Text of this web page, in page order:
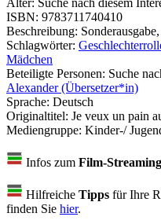
ISBN: 9783711740410
Beschreibung:
Schlagwörter:
Mädchen
Beteiligte Personen: Suche
Alexander (Übersetzer*in)
Sprache: Deutsch
Originaltitel: Je veux un pain
Mediengruppe: Kinder-/
Infos zum Film-Streaming
Hilfreiche Tipps für Ihre
finden Sie hier.